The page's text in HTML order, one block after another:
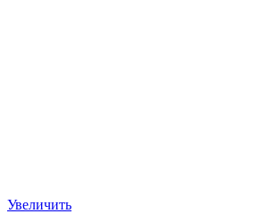
Увеличить